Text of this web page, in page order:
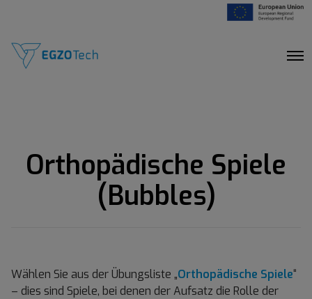
O
Orthopädische Spiele
(Bubbles)
Wählen Sie aus der Übungsliste „Orthopädische Spiele“
– dies sind Spiele, bei denen der Aufsatz die Rolle der